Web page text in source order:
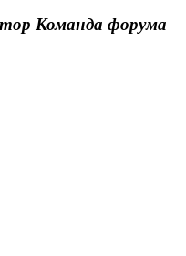
Команда форума